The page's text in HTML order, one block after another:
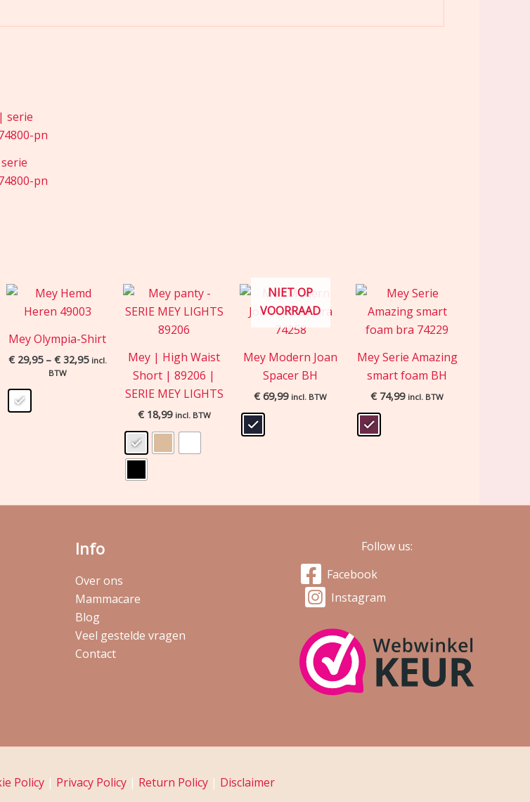
pn
Mey Olympia-Shirt
€29,95 – €32,95
Price
€ 29,95
€ 32,95
incl.
BTW
Mey | High Waist
Short | 89206 |
SERIE MEY LIGHTS
€18,99 incl. BTW
NIET OP
VOORRAAD
Mey Modern Joan
Spacer BH
€ 69,99 incl. BTW
Mey Serie Amazing
smart foam BH
€ 74,99 incl. BTW
Info
Over ons
Mammacare
Blog
Veel gestelde vragen
Contact
Follow us:
Facebook
Instagram
Policy | Privacy Policy | Return Policy | Disclaimer